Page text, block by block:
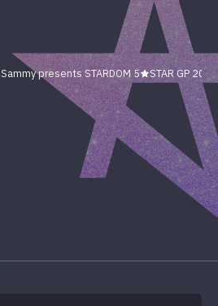
Sammy presents STARDOM 5★STAR GP 2026